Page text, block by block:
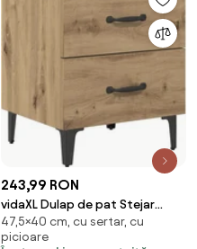
243,99 RON
vidaXL Dulap de pat Stejar
Artizanal 40 x 35 x 47,5 cm
Lemn compozit
47,5×40 cm, cu sertar, cu
picioare